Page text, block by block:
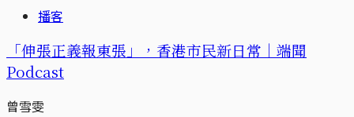
播客
「伸張正義報東張」，香港市民新日常｜端聞
Podcast
曾雪雯